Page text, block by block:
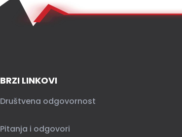
BRZI LINKOVI
Društvena odgovornost
Pitanja i odgovori